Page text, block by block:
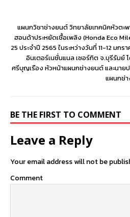
แผนกวิชาช่างยนต์ วิทยาลัยเทคนิคหัวตะ
ฮอนด้าประหยัดเชื้อเพลิง (Honda Eco
25 ประจำปี 2565 ในระหว่างวันที่ 11-12 มก
อินเตอร์เนชั่นแนล เซอร์กิต จ.บุรีรัมย์
ศรีบุญเรือง หัวหน้าแผนกช่างยนต์ และนาย
แผนกช่
BE THE FIRST TO COMMENT
Leave a Reply
Your email address will not be
Comment